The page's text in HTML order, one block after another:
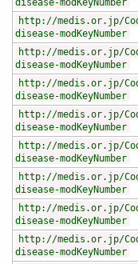
disease-modKeyNumber
http://medis.or.jp/
disease-modKeyNumber
http://medis.or.jp/
disease-modKeyNumber
http://medis.or.jp/
disease-modKeyNumber
http://medis.or.jp/
disease-modKeyNumber
http://medis.or.jp/
disease-modKeyNumber
http://medis.or.jp/
disease-modKeyNumber
http://medis.or.jp/
disease-modKeyNumber
http://medis.or.jp/
disease-modKeyNumber